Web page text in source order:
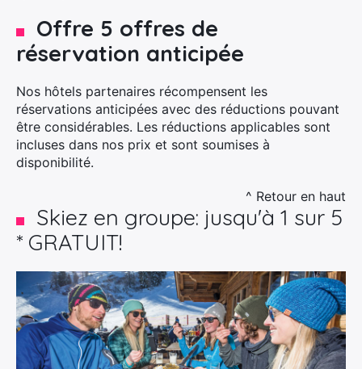
Offre 5 offres de
réservation anticipée
Nos hôtels partenaires récompensent les
réservations anticipées avec des réductions pouvant
être considérables. Les réductions applicables sont
incluses dans nos prix et sont soumises à
disponibilité.
^ Retour en haut
Skiez en groupe: jusqu'à 1 sur 5
* GRATUIT!